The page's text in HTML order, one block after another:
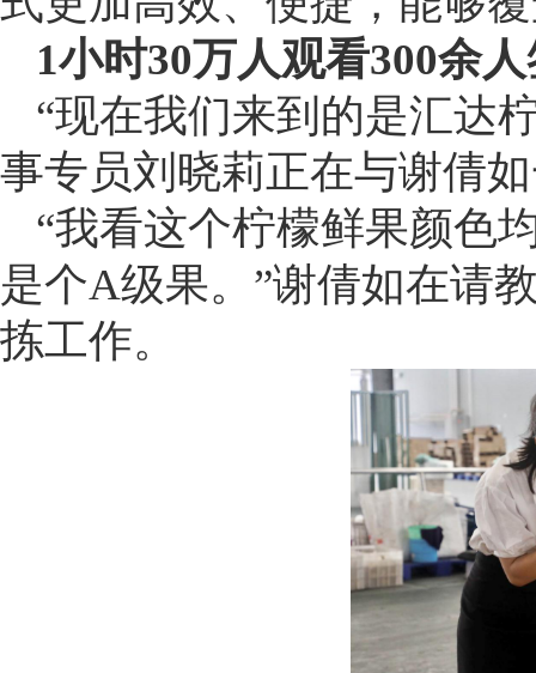
1小时30万人观看300余
“现在我们来到的是汇达
事专员刘晓莉正在与谢倩
“我看这个柠檬鲜果颜色
是个A级果。”谢倩如在请
拣工作。